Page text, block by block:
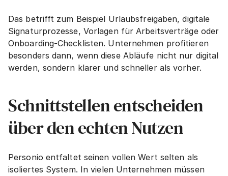
Das betrifft zum Beispiel Urlaubsfreigaben, digitale
Signaturprozesse, Vorlagen für Arbeitsverträge oder
Onboarding-Checklisten. Unternehmen profitieren
besonders dann, wenn diese Abläufe nicht nur digital
werden, sondern klarer und schneller als vorher.
Schnittstellen entscheiden
über den echten Nutzen
Personio entfaltet seinen vollen Wert selten als
isoliertes System. In vielen Unternehmen müssen